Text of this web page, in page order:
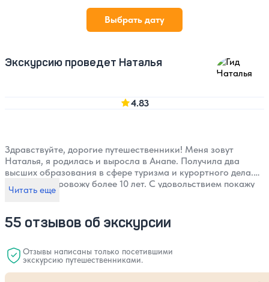
Выбрать дату
Экскурсию проведет Наталья
4.83
Здравствуйте, дорогие путешественники! Меня зовут
Наталья, я родилась и выросла в Анапе. Получила два
высших образования в сфере туризма и курортного дела.
Экскурсии провожу более 10 лет. С удовольствием покажу
самые интересные места любимого края и сделаю всё,
Читать еще
55 отзывов об экскурсии
Отзывы написаны только посетившими
экскурсию путешественниками.